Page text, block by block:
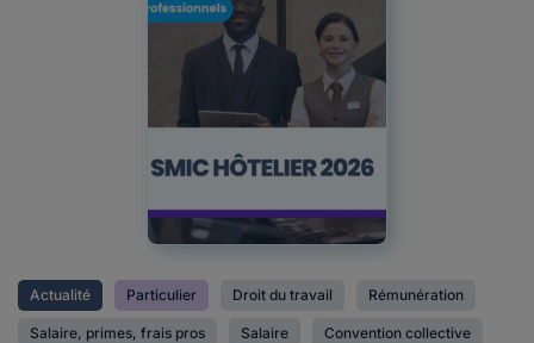
Actualité Particulier Droit du travail Rémunération
Salaire, primes, frais pros Salaire Convention collective